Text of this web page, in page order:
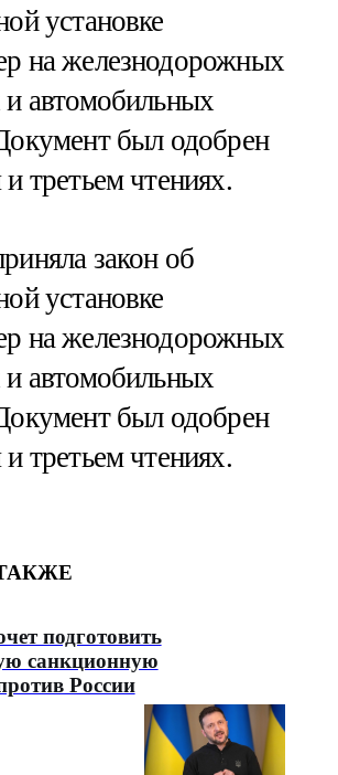
установке
на железнодорожных
и автомобильных
был одобрен
третьем чтениях.
закон об
установке
на железнодорожных
и автомобильных
был одобрен
третьем чтениях.
подготовить
санкционную
России